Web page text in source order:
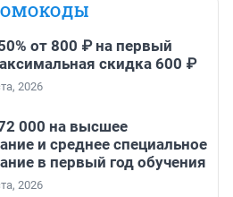
от 800 ₽ на первый
скидка 600 ₽
2026
000 на высшее
и среднее специальное
в первый год обучения
2026